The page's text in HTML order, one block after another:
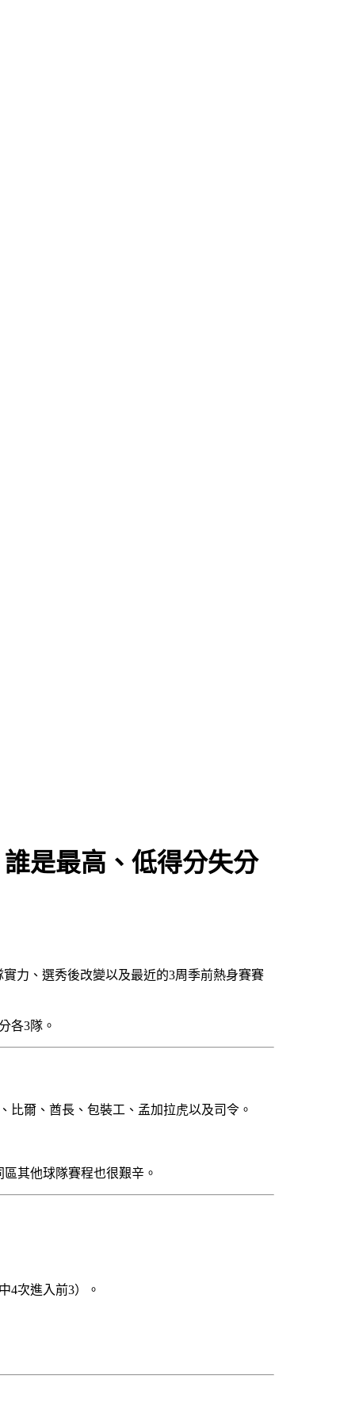
是最高、低得分失分
力、選秀後改變以及最近的3周季前熱身賽賽
各3隊。
比爾、酋長、包裝工、孟加拉虎以及司令。
其他球隊賽程也很艱辛。
4次進入前3）。